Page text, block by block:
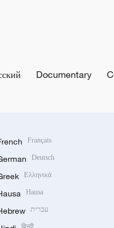
Documentary
Français
Deutsch
Ελληνικά
Hausa
עברית